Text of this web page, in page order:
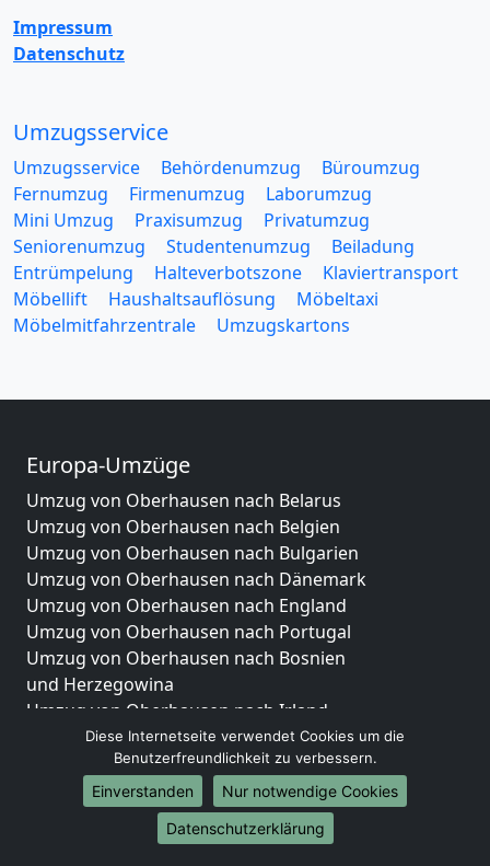
Impressum
Datenschutz
Umzugsservice
Umzugsservice Behördenumzug
Büroumzug
Fernumzug
Firmenumzug
Laborumzug
Mini Umzug
Praxisumzug
Privatumzug
Seniorenumzug
Studentenumzug
Beiladung
Entrümpelung
Halteverbotszone
Klaviertransport
Möbellift
Haushaltsauflösung
Möbeltaxi
Möbelmitfahrzentrale
Umzugskartons
Europa-Umzüge
Umzug von Oberhausen nach Belarus
Umzug von Oberhausen nach Belgien
Umzug von Oberhausen nach Bulgarien
Umzug von Oberhausen nach Dänemark
Umzug von Oberhausen nach England
Umzug von Oberhausen nach Portugal
Umzug von Oberhausen nach Bosnien
und Herzegowina
Umzug von Oberhausen nach Irland
Umzug von Oberhausen nach Lettland
Umzug von Oberhausen nach Zypern
Umzug von Oberhausen nach Kroatien
Umzug von Oberhausen nach Estland
Umzug von Oberhausen nach Finnland
Diese Internetseite verwendet Cookies um die
Benutzerfreundlichkeit zu verbessern.
Einverstanden
Nur notwendige Cookies
Datenschutzerklärung